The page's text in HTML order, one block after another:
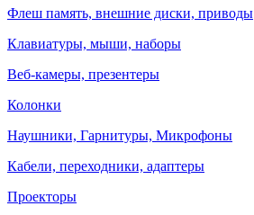
Флеш память, внешние диски, приводы
Клавиатуры, мыши, наборы
Веб-камеры, презентеры
Колонки
Наушники, Гарнитуры, Микрофоны
Кабели, переходники, адаптеры
Проекторы